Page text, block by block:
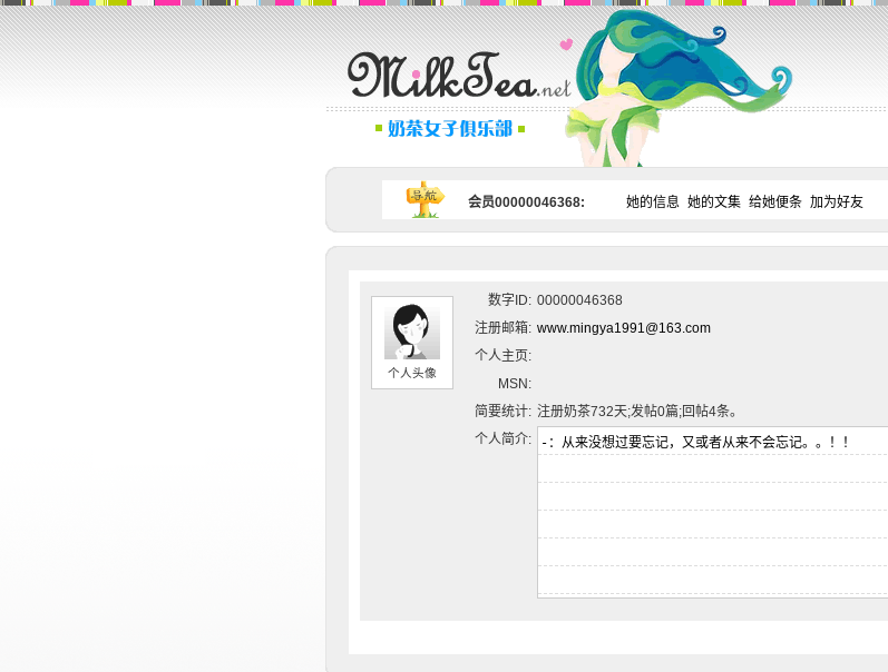
会员00000046368: 她的信息 她的文集 给她便条 加为好友
个人头像
数字ID: 00000046368
注册邮箱: www.mingya1991@163.com
个人主页:
MSN:
简要统计: 注册奶茶732天;发帖0篇;回帖4条。
个人简介: